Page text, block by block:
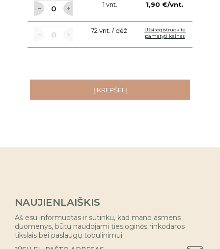
1 vnt. 1,90 €/vnt.
72 vnt. / dėž.
Užsiregistruokite
pamatyti kainas
Į KREPŠELĮ
NAUJIENLAIŠKIS
Aš esu informuotas ir sutinku, kad mano asmens
duomenys, būtų naudojami tiesioginės rinkodaros
tikslais bei paslaugų tobulinimui.